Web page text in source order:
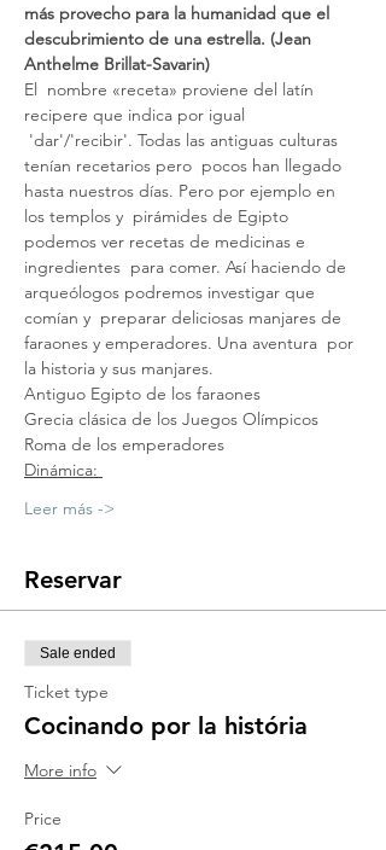
más provecho para la humanidad que el
descubrimiento de una estrella. (Jean
Anthelme Brillat-Savarin)
El  nombre «receta» proviene del latín
recipere que indica por igual
'dar'/'recibir'. Todas las antiguas culturas
tenían recetarios pero  pocos han llegado
hasta nuestros días. Pero por ejemplo en
los templos y  pirámides de Egipto
podemos ver recetas de medicinas e
ingredientes  para comer. Así haciendo de
arqueólogos podremos investigar que
comían y  preparar deliciosas manjares de
faraones y emperadores. Una aventura  por
la historia y sus manjares.
Antiguo Egipto de los faraones
Grecia clásica de los Juegos Olímpicos
Roma de los emperadores
Dinámica:
Leer más ->
Reservar
Sale ended
Ticket type
Cocinando por la história
More info
Price